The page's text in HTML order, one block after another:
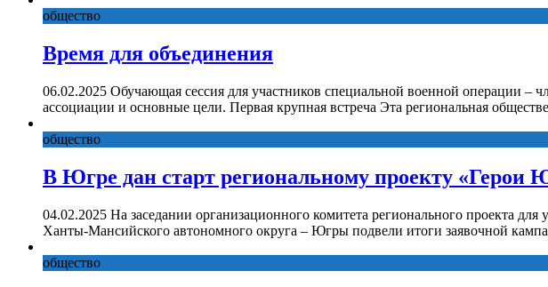
общество
Время для объединения
06.02.2025 Обучающая сессия для участников специальной военной операции –
ассоциации и основные цели. Первая крупная встреча Эта региональная
общество
В Югре дан старт региональному проекту «Герои
04.02.2025 На заседании организационного комитета регионального проекта
Ханты-Мансийского автономного округа – Югры подвели итоги заявочной
общество